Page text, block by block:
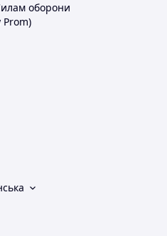
оборони
Prom)